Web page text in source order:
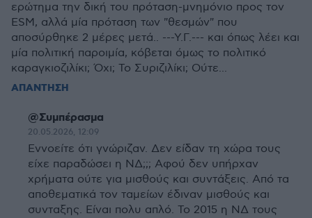
ερώτημα την δική του πρόταση-μνημόνιο προς τον
ESM, αλλά μία πρόταση των "θεσμών" που
αποσύρθηκε 2 μέρες μετά.. ---Υ.Γ.--- και όπως λέει και
μία πολιτική παροιμία, κόβεται όμως το πολιτικό
καραγκιοζιλίκι; Όχι; Το Συριζιλίκι; Ούτε...
ΑΠΑΝΤΗΣΗ
@Συμπέρασμα
20.05.2026, 12:09
Εννοείτε ότι γνώριζαν. Δεν είδαν τη χώρα τους
είχε παραδώσει η ΝΔ;;; Αφού δεν υπήρχαν
χρήματα ούτε για μισθούς και συντάξεις. Από τα
αποθεματικά τον ταμείων έδιναν μισθούς και
συνταξης. Είναι πολυ απλό. Το 2015 η ΝΔ τους